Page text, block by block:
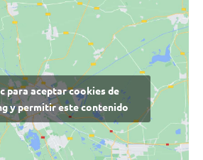
para aceptar cookies de
y permitir este contenido